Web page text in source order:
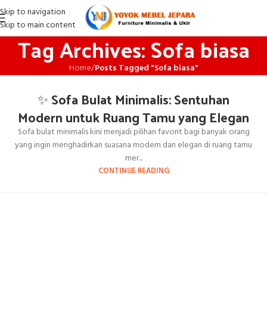
Skip to navigation
Skip to main content
Tag Archives: Sofa biasa
Home/Posts Tagged "Sofa biasa"
✨ Sofa Bulat Minimalis: Sentuhan
Modern untuk Ruang Tamu yang Elegan
Sofa bulat minimalis kini menjadi pilihan favorit bagi banyak orang
yang ingin menghadirkan suasana modern dan elegan di ruang tamu
mer...
CONTINUE READING